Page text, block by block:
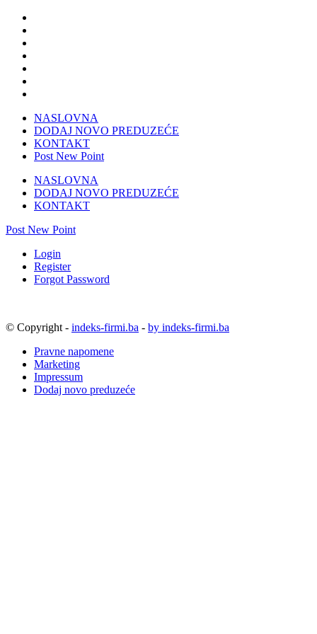
NASLOVNA
DODAJ NOVO PREDUZEĆE
KONTAKT
Post New Point
NASLOVNA
DODAJ NOVO PREDUZEĆE
KONTAKT
Post New Point
Login
Register
Forgot Password
© Copyright - indeks-firmi.ba - by indeks-firmi.ba
Pravne napomene
Marketing
Impressum
Dodaj novo preduzeće